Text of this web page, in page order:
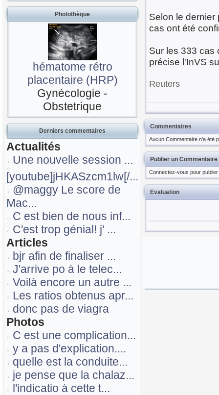
Photothèque
hématome rétro
placentaire (HRP)
Gynécologie -
Obstetrique
Derniers commentaires
Actualités
Une nouvelle session ...
[youtube]jHKASzcm1lw[/...
@maggy Le score de
Mac...
C est bien de nous inf...
C'est trop génial! j' ...
Articles
bjr afin de finaliser ...
J'arrive po à le telec...
Voilà encore un autre ...
Les ratios obtenus apr...
donc pas de viagra
Photos
C est une complication...
y a pas d'explication....
quelle est la conduite...
je pense que la chalaz...
l'indicatio à cette t...
Selon le dernier
cas ont été
Sur les 333 cas
précise l'InVS
Reuters
Commentaires
Aucun Commentaire n'a été
Publier un Commentaire
Connectez-vous pour
Evaluation